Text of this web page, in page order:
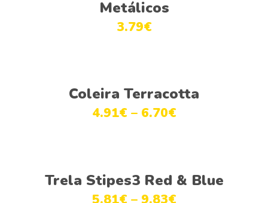
Metálicos
3.79€
Ver opções
Coleira Terracotta
4.91€ – 6.70€
Ver opções
Trela Stipes3 Red & Blue
5.81€ – 9.83€